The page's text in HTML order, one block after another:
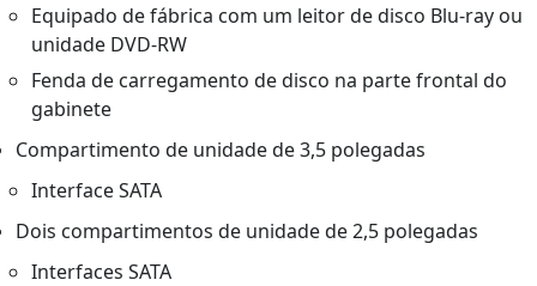
Equipado de fábrica com um leitor de disco Blu-ray ou
unidade DVD-RW
Fenda de carregamento de disco na parte frontal do
gabinete
Compartimento de unidade de 3,5 polegadas
Interface SATA
Dois compartimentos de unidade de 2,5 polegadas
Interfaces SATA